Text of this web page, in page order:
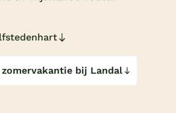
Nederland
Veluwe
bij Landal